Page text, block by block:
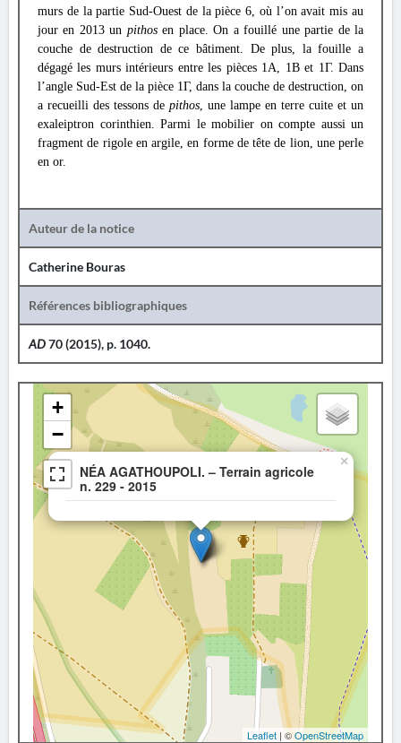
murs de la partie Sud-Ouest de la pièce 6, où l’on avait mis au
jour en 2013 un pithosen place. On a fouillé une partie de la
couche de destruction de ce bâtiment. De plus, la fouille a
dégagé les murs intérieurs entre les pièces 1A, 1B et 1Γ. Dans
l’angle Sud-Est de la pièce 1Γ, dans la couche de destruction, on
a recueilli des tessons de pithos, une lampe en terre cuite et un
exaleiptron corinthien. Parmi le mobilier on compte aussi un
fragment de rigole en argile, en forme de tête de lion, une perle
en or.
Auteur de la notice
Catherine Bouras
Références bibliographiques
AD70 (2015), p. 1040.
NÉA AGATHOUPOLI. – Terrain agricole
n. 229 - 2015
×
+
−
Leaflet | ©OpenStreetMap